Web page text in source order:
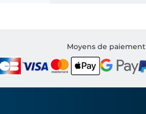
Moyens de paiement